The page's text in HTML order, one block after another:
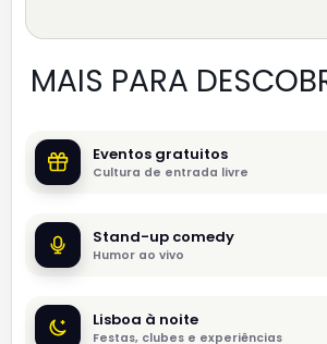
MAIS PARA
Eventos gratuitos
Cultura de entrada livre
Stand-up comedy
Humor ao vivo
Lisboa à noite
Festas, clubes e experiências